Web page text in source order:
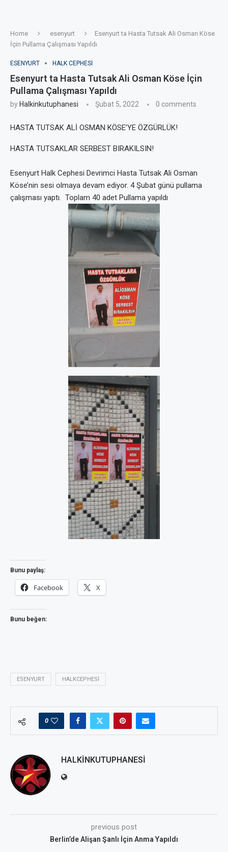
Home esenyurt
Esenyurt ta Hasta Tutsak Ali Osman Köse
İçin Pullama Çalışması Yapıldı
ESENYURT HALK CEPHESI
Esenyurt ta Hasta Tutsak Ali Osman Köse İçin
Pullama Çalışması Yapıldı
by Halkinkutuphanesi Şubat 5, 2022 0 comments
HASTA TUTSAK ALİ OSMAN KÖSE’YE ÖZGÜRLÜK!
HASTA TUTSAKLAR SERBEST BIRAKILSIN!
Esenyurt Halk Cephesi Devrimci Hasta Tutsak Ali Osman
Köse’nin sesi olmaya devam ediyor. 4 Şubat günü pullama
çalışması yaptı. Toplam 40 adet Pullama yapıldı
Bunu paylaş:
Facebook X
Bunu beğen:
ESENYURT HALKCEPHESI
0
HALKINKUTUPHANESI
previous post
Berlin’de Alişan Şanlı İçin Anma Yapıldı